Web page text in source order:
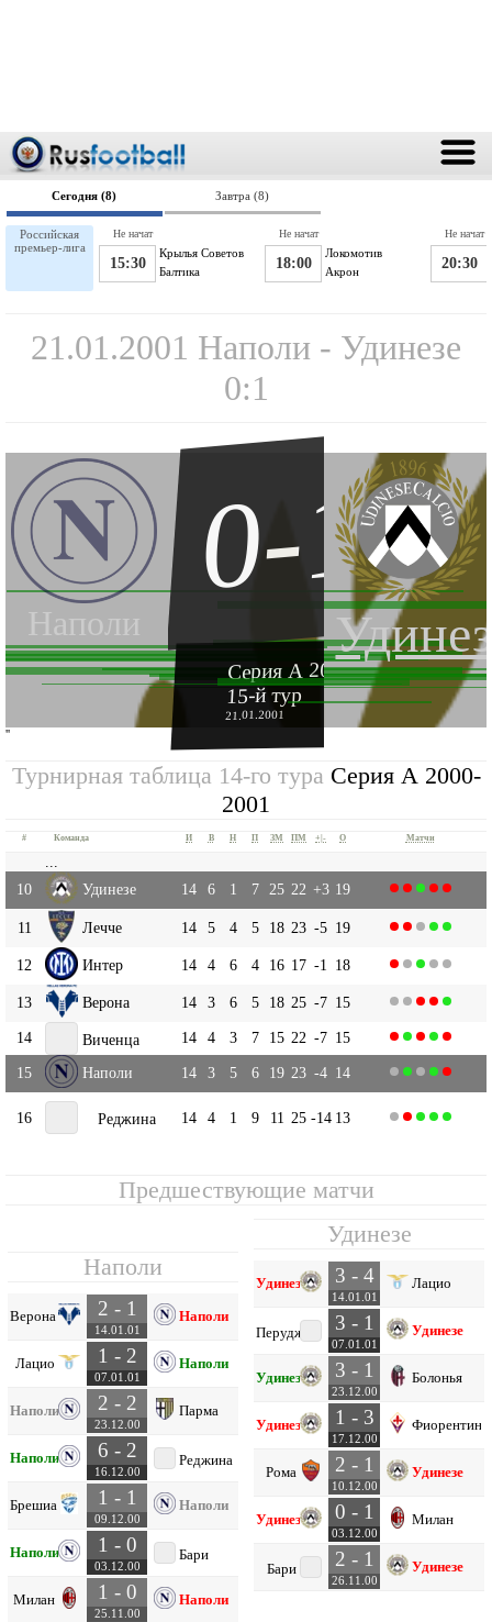
Сегодня (8) Завтра (8)
Российская
премьер-лига
Крылья Советов
15:30 Балтика
Не начат
Локомотив
18:00 Акрон
Не начат
20:30
Не начат
21.01.2001 Наполи - Удинезе
0:1
Наполи
0-1
Серия А 2000-2001
15-й тур
21.01.2001
''
Турнирная таблица 14-го тура Серия А 2000-
2001
# Команда И В Н П ЗМ ПМ +|- О Матчи
10
Удинезе 14 6 1 7 25 22 +3 19
11 Лечче 14 5 4 5 18 23 -5 19
12 Интер 14 4 6 4 16 17 -1 18
13 Верона 14 3 6 5 18 25 -7 15
14
Виченца 14 4 3 7 15 22 -7 15
15
Наполи 14 3 5 6 19 23 -4 14
16 Реджина 14 4 1 9 11 25 -14 13
Предшествующие матчи
Наполи
Верона 2 - 1
14.01.01
Наполи
Лацио 1 - 2
07.01.01
Наполи
Наполи 2 - 2
23.12.00
Парма
Наполи 6 - 2
16.12.00
Реджина
Брешиа 1 - 1
09.12.00
Наполи
Наполи 1 - 0
03.12.00
Бари
Милан 1 - 0
25.11.00
Наполи
Удинезе
Удинезе 3 - 4
14.01.01
Лацио
Перуджа 3 - 1
07.01.01
Удинезе
Удинезе 3 - 1
23.12.00
Болонья
Удинезе 1 - 3
17.12.00
Фиорентина
Рома 2 - 1
10.12.00
Удинезе
Удинезе 0 - 1
03.12.00
Милан
Бари 2 - 1
26.11.00
Удинезе